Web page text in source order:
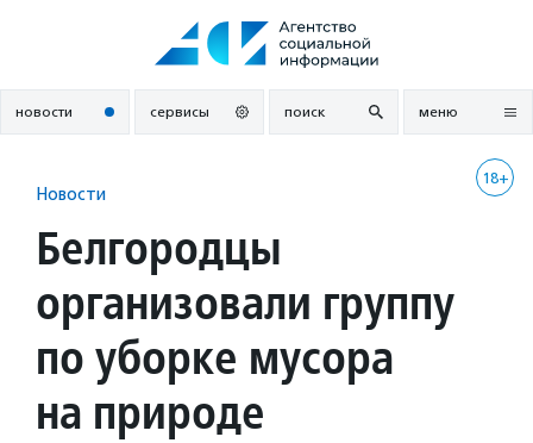
новости сервисы поиск меню
18+
Новости
Белгородцы
организовали группу
по уборке мусора
на природе